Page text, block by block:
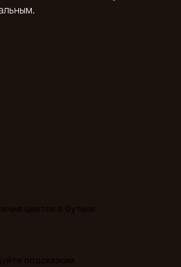
цветов в бутике.
подсказкам